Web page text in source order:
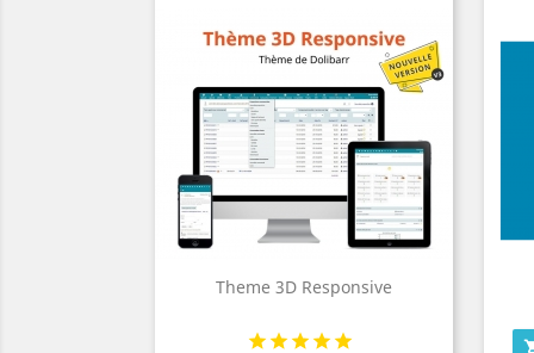
Theme 3D Responsive